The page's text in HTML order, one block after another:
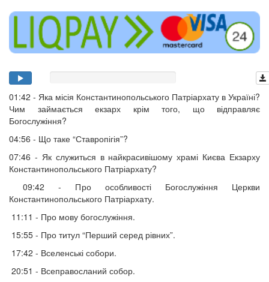
01:42 - Яка місія Константинопольського Патріархату в Україні?
Чим займається екзарх крім того, що відправляє
Богослужіння?
04:56 - Що таке “Ставропігія”?
07:46 - Як служиться в найкрасивішому храмі Києва Екзарху
Константинопольського Патріархату?
09:42 - Про особливості Богослужіння Церкви
Константинопольського Патріархату.
11:11 - Про мову богослужіння.
15:55 - Про титул “Перший серед рівних”.
17:42 - Вселенські собори.
20:51 - Всеправосланий собор.